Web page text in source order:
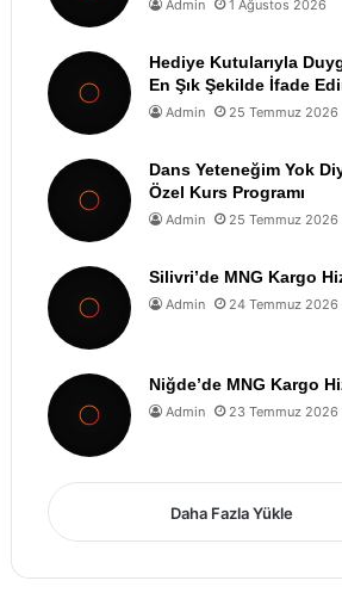
Admin 1 Ağustos 2026
Hediye Kutularıyla
En Şık Şekilde İfade
Admin 25 Temmuz 2026
Dans Yeteneğim Yok
Özel Kurs Programı
Admin 25 Temmuz 2026
Silivri’de MNG Kargo
Admin 24 Temmuz 2026
Niğde’de MNG Kargo
Admin 23 Temmuz 2026
Daha Fazla Yükle